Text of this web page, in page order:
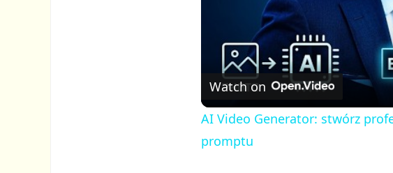
Watch on
AI Video Generator: stwórz
promptu